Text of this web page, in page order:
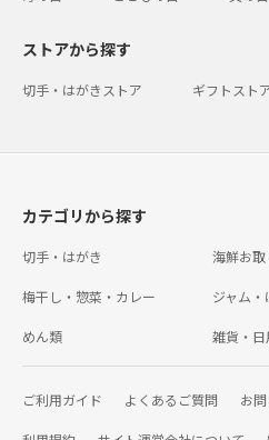
ストアから探す
切手・はがきストア ギフトスト
カテゴリから探す
切手・はがき 海鮮お
梅干し・惣菜・カレー ジャム
めん類 雑貨・日
ご利用ガイド よくあるご質問 お